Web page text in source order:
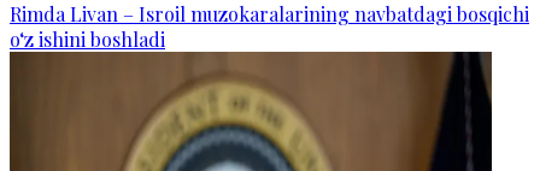
Rimda Livan – Isroil muzokaralarining navbatdagi bosqichi
o‘z ishini boshladi